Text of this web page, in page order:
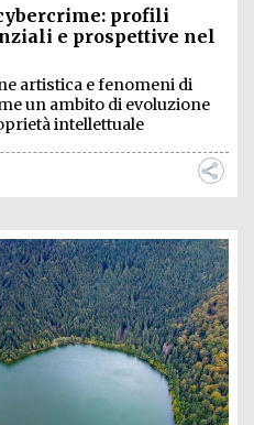
profili
e prospettive nel
artistica e fenomeni di
un ambito di evoluzione
intellettuale